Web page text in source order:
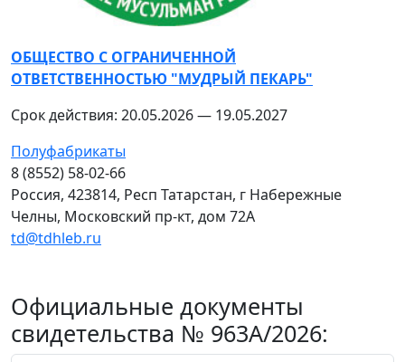
ОБЩЕСТВО С ОГРАНИЧЕННОЙ
ОТВЕТСТВЕННОСТЬЮ "МУДРЫЙ ПЕКАРЬ"
Срок действия: 20.05.2026 — 19.05.2027
Полуфабрикаты
8 (8552) 58-02-66
Россия, 423814, Респ Татарстан, г Набережные
Челны, Московский пр-кт, дом 72А
td@tdhleb.ru
Официальные документы
свидетельства № 963А/2026: